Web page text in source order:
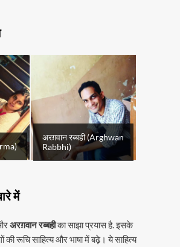
अरग़वान रब्बही (Arghwan
Rabbhi)
में
अरग़वान रब्बहीका साझा प्रयास है. इसके
की रूचि साहित्य और भाषा में बढ़े। ये साहित्य